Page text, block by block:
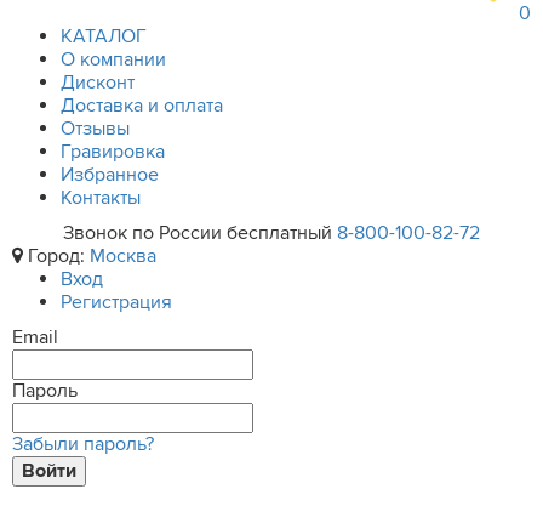
0
КАТАЛОГ
О компании
Дисконт
Доставка и оплата
Отзывы
Гравировка
Избранное
Контакты
Звонок по России бесплатный 8-800-100-82-72
Город: Москва
Вход
Регистрация
Email
Пароль
Забыли пароль?
Войти